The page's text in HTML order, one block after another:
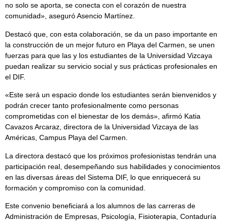
no solo se aporta, se conecta con el corazón de nuestra
comunidad», aseguró Asencio Martínez.
Destacó que, con esta colaboración, se da un paso importante en
la construcción de un mejor futuro en Playa del Carmen, se unen
fuerzas para que las y los estudiantes de la Universidad Vizcaya
puedan realizar su servicio social y sus prácticas profesionales en
el DIF.
«Este será un espacio donde los estudiantes serán bienvenidos y
podrán crecer tanto profesionalmente como personas
comprometidas con el bienestar de los demás», afirmó Katia
Cavazos Arcaraz, directora de la Universidad Vizcaya de las
Américas, Campus Playa del Carmen.
La directora destacó que los próximos profesionistas tendrán una
participación real, desempeñando sus habilidades y conocimientos
en las diversas áreas del Sistema DIF, lo que enriquecerá su
formación y compromiso con la comunidad.
Este convenio beneficiará a los alumnos de las carreras de
Administración de Empresas, Psicología, Fisioterapia, Contaduría